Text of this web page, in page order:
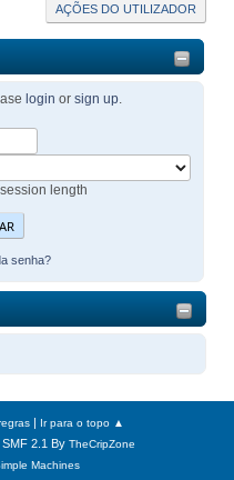
login orsign up.
length
senha?
AÇÕES DO UTILIZADOR
| Ir para o topo ▲
2.1 By TheCripZone
Machines